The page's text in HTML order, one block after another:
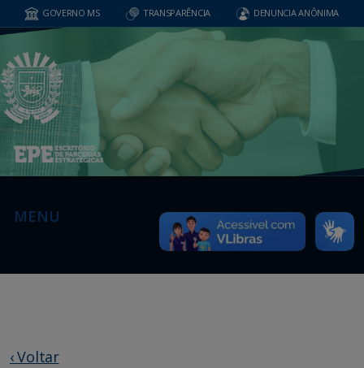
GOVERNO MS TRANSPARÊNCIA DENUNCIA ANÔNIMA
MENU
‹ Voltar